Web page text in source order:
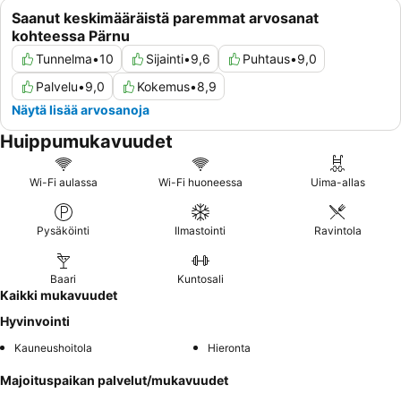
Saanut keskimääräistä paremmat arvosanat
kohteessa Pärnu
Tunnelma•10 Sijainti•9,6 Puhtaus•9,0
Palvelu•9,0 Kokemus•8,9
Näytä lisää arvosanoja
Huippumukavuudet
Wi-Fi aulassa Wi-Fi huoneessa Uima-allas
Pysäköinti Ilmastointi Ravintola
Baari Kuntosali
Kaikki mukavuudet
Hyvinvointi
Kauneushoitola Hieronta
Majoituspaikan palvelut/mukavuudet